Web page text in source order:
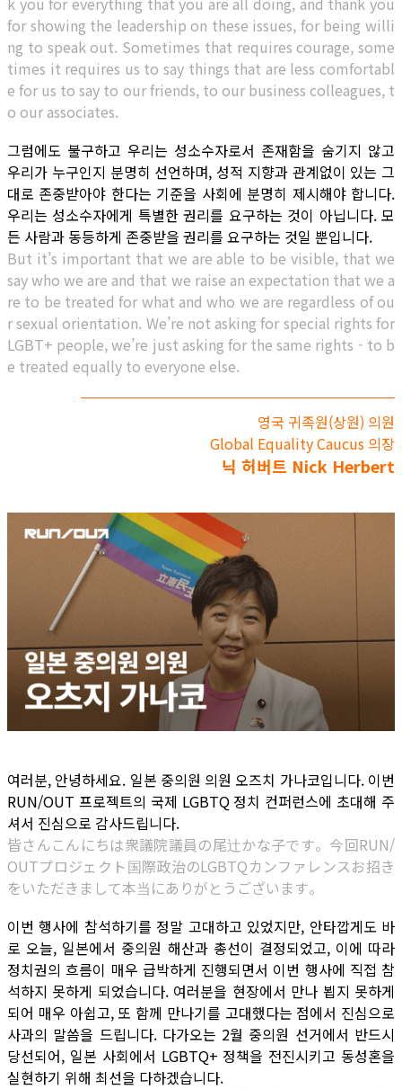
for showing the leadership on these issues, for being willi
ng to speak out. Sometimes that requires courage, some
times it requires us to say things that are less comfortabl
e for us to say to our friends, to our business colleagues, t
o our associates.
그럼에도 불구하고 우리는 성소수자로서 존재함을 숨기지 않고
우리가 누구인지 분명히 선언하며, 성적 지향과 관계없이 있는 그
대로 존중받아야 한다는 기준을 사회에 분명히 제시해야 합니다.
우리는 성소수자에게 특별한 권리를 요구하는 것이 아닙니다. 모
든 사람과 동등하게 존중받을 권리를 요구하는 것일 뿐입니다.
But it’s important that we are able to be visible, that we
say who we are and that we raise an expectation that we a
re to be treated for what and who we are regardless of ou
r sexual orientation. We’re not asking for special rights for
LGBT+ people, we’re just asking for the same rights - to b
e treated equally to everyone else.
영국 귀족원(상원) 의원
Global Equality Caucus 의장
닉 허버트 Nick Herbert
여러분, 안녕하세요. 일본 중의원 의원 오즈치 가나코입니다. 이번
RUN/OUT 프로젝트의 국제 LGBTQ 정치 컨퍼런스에 초대해 주
셔서 진심으로 감사드립니다.
皆さんこんにちは衆議院議員の尾辻かな子です。今回RUN/
OUTプロジェクト国際政治のLGBTQカンファレンスお招き
をいただきまして本当にありがとうございます。
이번 행사에 참석하기를 정말 고대하고 있었지만, 안타깝게도 바
로 오늘, 일본에서 중의원 해산과 총선이 결정되었고, 이에 따라
정치권의 흐름이 매우 급박하게 진행되면서 이번 행사에 직접 참
석하지 못하게 되었습니다. 여러분을 현장에서 만나 뵙지 못하게
되어 매우 아쉽고, 또 함께 만나기를 고대했다는 점에서 진심으로
사과의 말씀을 드립니다. 다가오는 2월 중의원 선거에서 반드시
당선되어, 일본 사회에서 LGBTQ+ 정책을 전진시키고 동성혼을
실현하기 위해 최선을 다하겠습니다.